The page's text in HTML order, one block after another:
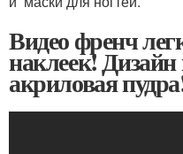
Видео френч
наклеек! Дизайн
акриловая